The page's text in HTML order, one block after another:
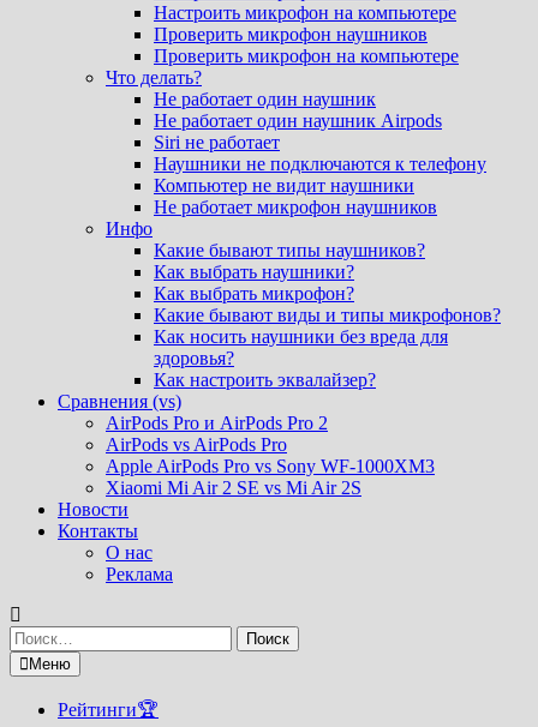
Настроить микрофон на компьютере
Проверить микрофон наушников
Проверить микрофон на компьютере
Что делать?
Не работает один наушник
Не работает один наушник Airpods
Siri не работает
Наушники не подключаются к телефону
Компьютер не видит наушники
Не работает микрофон наушников
Инфо
Какие бывают типы наушников?
Как выбрать наушники?
Как выбрать микрофон?
Какие бывают виды и типы микрофонов?
Как носить наушники без вреда для
здоровья?
Как настроить эквалайзер?
Сравнения (vs)
AirPods Pro и AirPods Pro 2
AirPods vs AirPods Pro
Apple AirPods Pro vs Sony WF-1000XM3
Xiaomi Mi Air 2 SE vs Mi Air 2S
Новости
Контакты
О нас
Реклама
Найти:
Меню
Рейтинги🏆